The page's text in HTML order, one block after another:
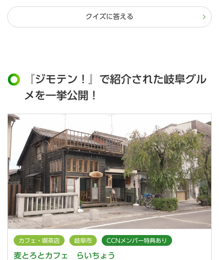
クイズに答える
『ジモテン！』で紹介された岐阜グル
メを一挙公開！
カフェ・喫茶店 岐阜市 CCNメンバー特典あり
麦とろとカフェ らいちょう